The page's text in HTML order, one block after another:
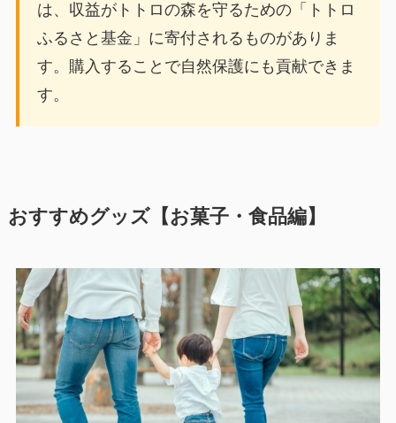
は、収益がトトロの森を守るための「トトロ
ふるさと基金」に寄付されるものがありま
す。購入することで自然保護にも貢献できま
す。
おすすめグッズ【お菓子・食品編】